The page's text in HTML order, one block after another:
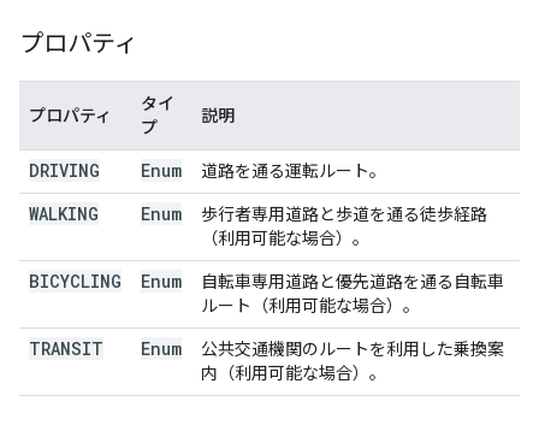
プロパティ
プロパティ
タイ
プ
説明
DRIVING Enum 道路を通る運転ルート。
WALKING Enum
歩行者専用道路と歩道を通る徒歩経路
（利用可能な場合）。
BICYCLING Enum
自転車専用道路と優先道路を通る自転車
ルート（利用可能な場合）。
TRANSIT Enum
公共交通機関のルートを利用した乗換案
内（利用可能な場合）。